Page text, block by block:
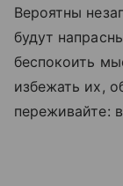
Вероятны
будут
беспокоить
избежать их,
переживайте: